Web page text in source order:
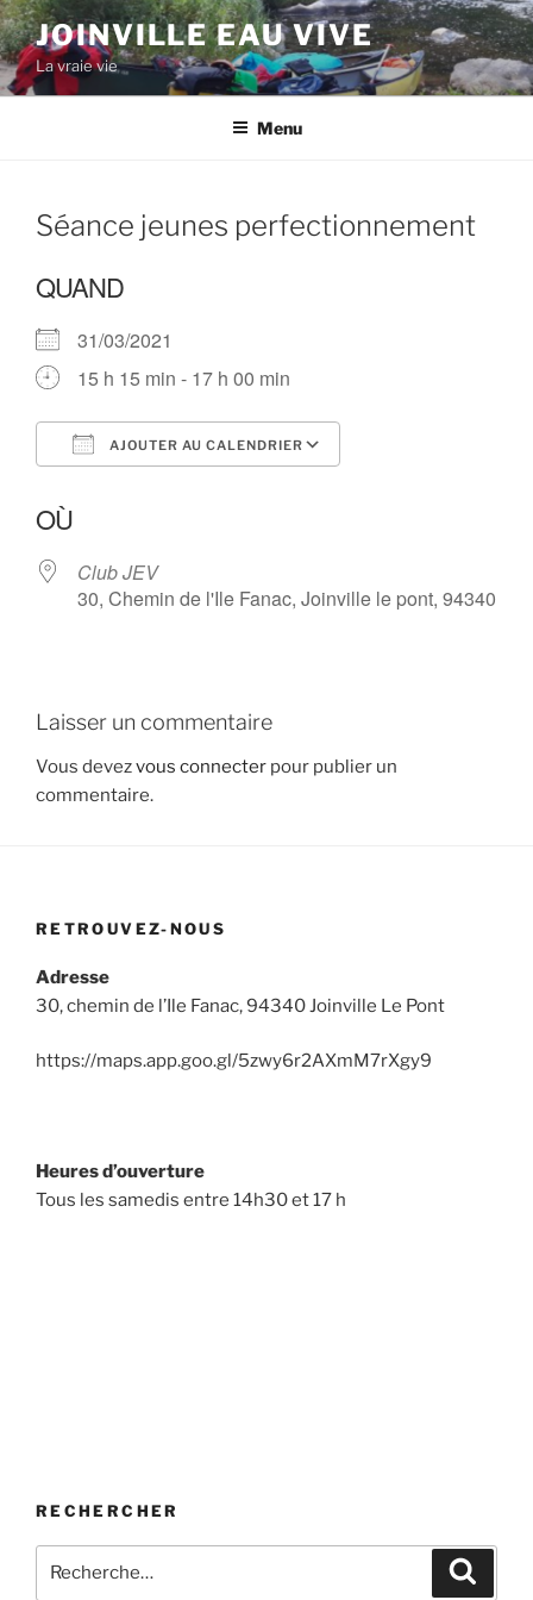
Aller
au
contenu
principal
JOINVILLE EAU VIVE
La vraie vie
Menu
Séance jeunes perfectionnement
QUAND
31/03/2021
15 h 15 min - 17 h 00 min
AJOUTER AU CALENDRIER
OÙ
Club JEV
30, Chemin de l'Ile Fanac, Joinville le pont, 94340
Laisser un commentaire
Vous devezvous connecter pour publier un
commentaire.
RETROUVEZ-NOUS
Adresse
30, chemin de l’Ile Fanac, 94340 Joinville Le Pont
https://maps.app.goo.gl/5zwy6r2AXmM7rXgy9
Heures d’ouverture
Tous les samedis entre 14h30 et 17 h
RECHERCHER
pour